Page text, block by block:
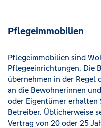
Pflegeimmobilien
Pflegeimmobilien sind
Pflegeeinrichtungen. Die
übernehmen in der Regel
an die Bewohnerinnen
oder Eigentümer erhalten
Betreiber. Üblicherweise
Vertrag von 20 oder 25